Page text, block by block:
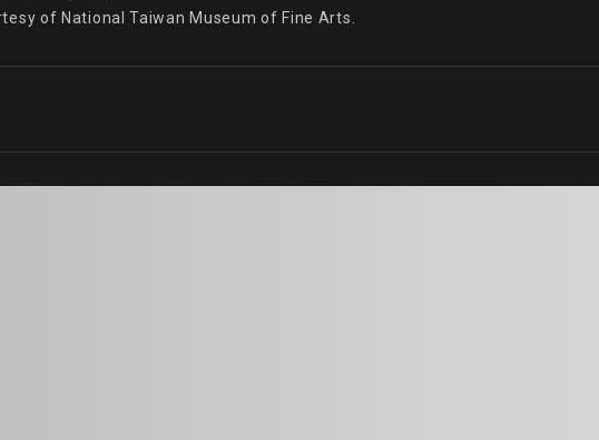
of National Taiwan Museum of Fine Arts.